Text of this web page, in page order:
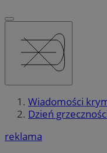
Wiadomości
Dzień
reklama